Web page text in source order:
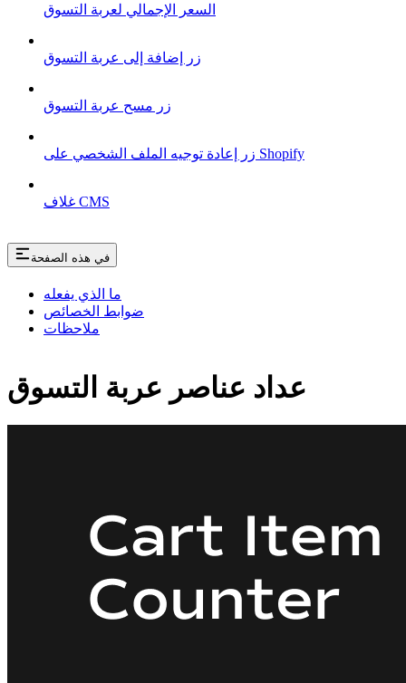
السعر الإجمالي لعربة التسوق
زر إضافة إلى عربة التسوق
زر مسح عربة التسوق
زر إعادة توجيه الملف الشخصي على Shopify
غلاف CMS
في هذه الصفحة
ما الذي يفعله
ضوابط الخصائص
ملاحظات
عداد عناصر عربة التسوق